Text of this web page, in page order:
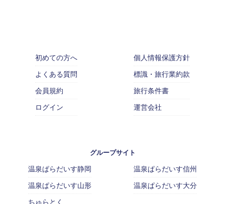
初めての方へ
よくある質問
会員規約
ログイン
個人情報保護方針
標識・旅行業約款
旅行条件書
運営会社
グループサイト
温泉ぱらだいす静岡
温泉ぱらだいす山形
ちゅらとく
温泉ぱらだいす信州
温泉ぱらだいす大分